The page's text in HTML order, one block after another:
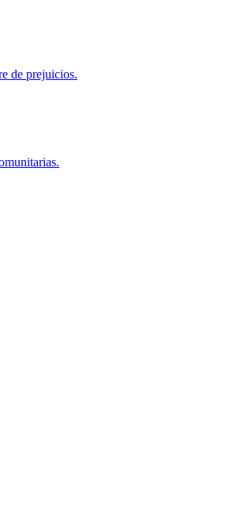
de prejuicios.